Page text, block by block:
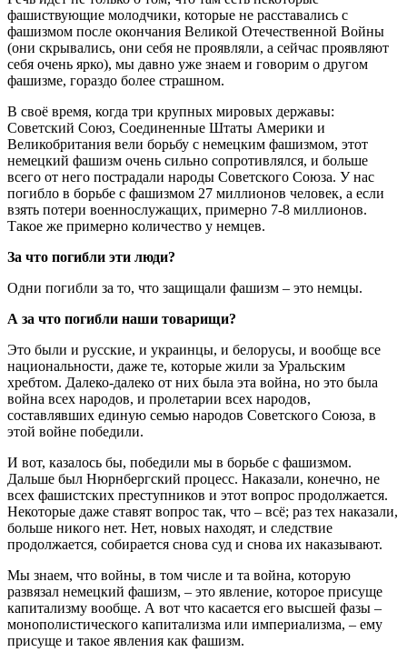
фашиствующие молодчики, которые не расставались с
фашизмом после окончания Великой Отечественной Войны
(они скрывались, они себя не проявляли, а сейчас проявляют
себя очень ярко), мы давно уже знаем и говорим о другом
фашизме, гораздо более страшном.
В своё время, когда три крупных мировых державы:
Советский Союз, Соединенные Штаты Америки и
Великобритания вели борьбу с немецким фашизмом, этот
немецкий фашизм очень сильно сопротивлялся, и больше
всего от него пострадали народы Советского Союза. У нас
погибло в борьбе с фашизмом 27 миллионов человек, а если
взять потери военнослужащих, примерно 7-8 миллионов.
Такое же примерно количество у немцев.
За что погибли эти люди?
Одни погибли за то, что защищали фашизм – это немцы.
А за что погибли наши товарищи?
Это были и русские, и украинцы, и белорусы, и вообще все
национальности, даже те, которые жили за Уральским
хребтом. Далеко-далеко от них была эта война, но это была
война всех народов, и пролетарии всех народов,
составлявших единую семью народов Советского Союза, в
этой войне победили.
И вот, казалось бы, победили мы в борьбе с фашизмом.
Дальше был Нюрнбергский процесс. Наказали, конечно, не
всех фашистских преступников и этот вопрос продолжается.
Некоторые даже ставят вопрос так, что – всё; раз тех наказали,
больше никого нет. Нет, новых находят, и следствие
продолжается, собирается снова суд и снова их наказывают.
Мы знаем, что войны, в том числе и та война, которую
развязал немецкий фашизм, – это явление, которое присуще
капитализму вообще. А вот что касается его высшей фазы –
монополистического капитализма или империализма, – ему
присуще и такое явления как фашизм.